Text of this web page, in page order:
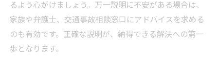
るよう心がけましょう。万一説明に不安がある場合は、
家族や弁護士、交通事故相談窓口にアドバイスを求める
のも有効です。正確な説明が、納得できる解決への第一
歩となります。